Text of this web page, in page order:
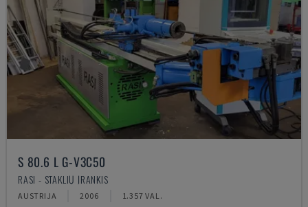
S 80.6 L G-V3C50
RASI - STAKLIŲ ĮRANKIS
AUSTRIJA 2006 1.357 VAL.